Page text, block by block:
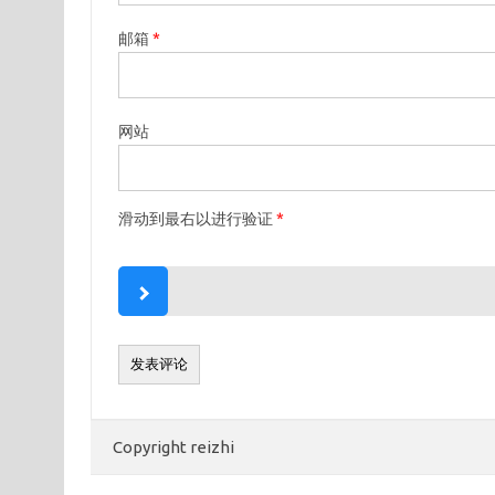
邮箱*
网站
滑动到最右以进行验证 *
Copyright reizhi